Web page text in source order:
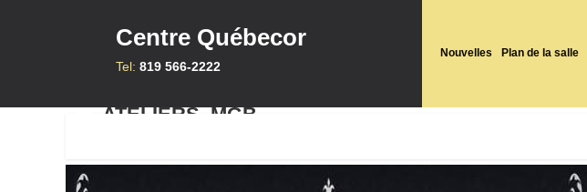
Centre Québecor
Tel: 819 566-2222
Nouvelles Plan de la salle
ATELIERS_MGB